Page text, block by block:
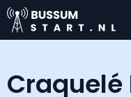
Craquelé